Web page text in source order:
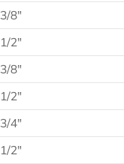
3/8″
1/2″
3/8″
1/2″
3/4″
1/2″